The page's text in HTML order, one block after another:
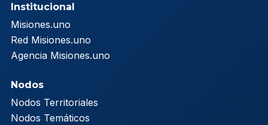
Institucional
Misiones.uno
Red Misiones.uno
Agencia Misiones.uno
Nodos
Nodos Territoriales
Nodos Temáticos